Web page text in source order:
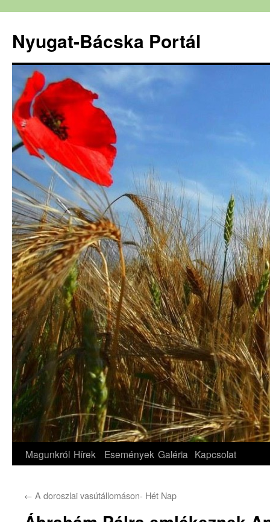
Nyugat-Bácska Portál
Magunkról Hírek Események Galéria Kapcsolat
← A doroszlai vasútállomáson- Hét Nap